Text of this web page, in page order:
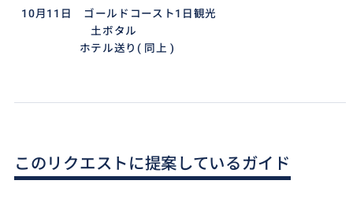
10月11日 ゴールドコースト1日観光
土ボタル
ホテル送り( 同上 )
このリクエストに提案しているガイド